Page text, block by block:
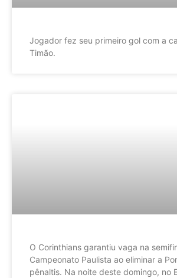
Jogador fez seu primeiro gol com a
Timão.
O Corinthians garantiu vaga na
Campeonato Paulista ao eliminar a
pênaltis. Na noite deste domingo, no